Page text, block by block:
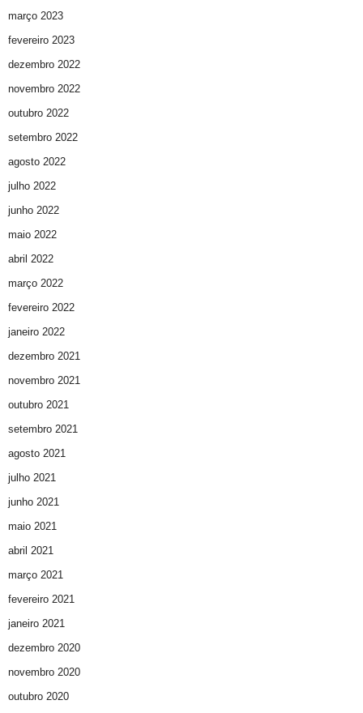
março 2023
fevereiro 2023
dezembro 2022
novembro 2022
outubro 2022
setembro 2022
agosto 2022
julho 2022
junho 2022
maio 2022
abril 2022
março 2022
fevereiro 2022
janeiro 2022
dezembro 2021
novembro 2021
outubro 2021
setembro 2021
agosto 2021
julho 2021
junho 2021
maio 2021
abril 2021
março 2021
fevereiro 2021
janeiro 2021
dezembro 2020
novembro 2020
outubro 2020